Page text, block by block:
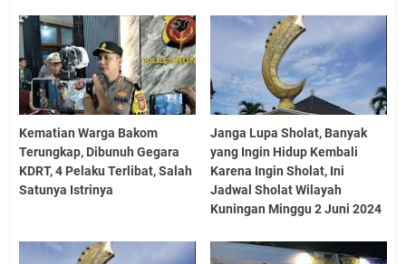
Kematian Warga Bakom
Terungkap, Dibunuh Gegara
KDRT, 4 Pelaku Terlibat, Salah
Satunya Istrinya
Janga Lupa Sholat, Banyak
yang Ingin Hidup Kembali
Karena Ingin Sholat, Ini
Jadwal Sholat Wilayah
Kuningan Minggu 2 Juni 2024